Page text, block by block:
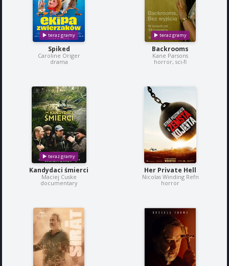
Spiked
Caroline Origer
drama
Backrooms
Kane Parsons
horror, sci-fi
Kandydaci śmierci
Maciej Cuske
documentary
Her Private Hell
Nicolas Winding Refn
horror